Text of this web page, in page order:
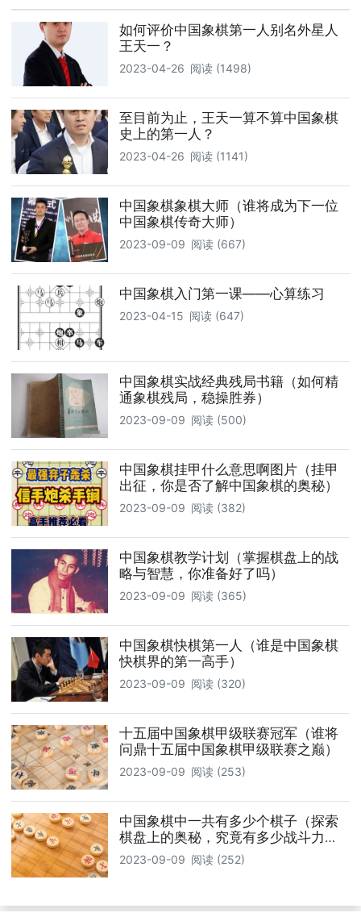
如何评价中国象棋第一人别名外星人
王天一？
2023-04-26 阅读 (1498)
至目前为止，王天一算不算中国象棋
史上的第一人？
2023-04-26 阅读 (1141)
中国象棋象棋大师（谁将成为下一位
中国象棋传奇大师）
2023-09-09 阅读 (667)
中国象棋入门第一课——心算练习
2023-04-15 阅读 (647)
中国象棋实战经典残局书籍（如何精
通象棋残局，稳操胜券）
2023-09-09 阅读 (500)
中国象棋挂甲什么意思啊图片（挂甲
出征，你是否了解中国象棋的奥秘）
2023-09-09 阅读 (382)
中国象棋教学计划（掌握棋盘上的战
略与智慧，你准备好了吗）
2023-09-09 阅读 (365)
中国象棋快棋第一人（谁是中国象棋
快棋界的第一高手）
2023-09-09 阅读 (320)
十五届中国象棋甲级联赛冠军（谁将
问鼎十五届中国象棋甲级联赛之巅）
2023-09-09 阅读 (253)
中国象棋中一共有多少个棋子（探索
棋盘上的奥秘，究竟有多少战斗力
量）
2023-09-09 阅读 (252)